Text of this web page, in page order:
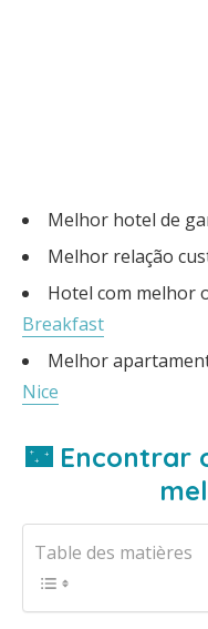
Melhor hotel de
Melhor relação
Hotel com melhor
Breakfast
Melhor
Nice
🌃 Encontrar
Table des matières